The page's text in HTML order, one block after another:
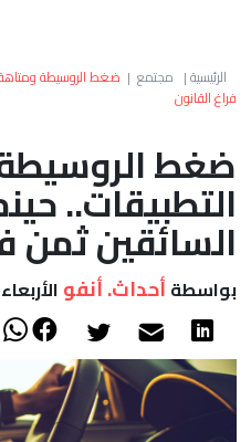
الرئيسية| مجتمع | ضغط الروسيطة ومتاهة
فراغ القانون
ضغط
التطبيقات..
السائقين ثمن
بواسطة أحداث. أنفو الأربعاء 3 يونيو, 2026 - 08:54